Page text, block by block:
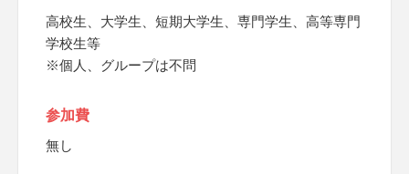
高校生、大学生、短期大学生、専門学生、高等専門
学校生等
※個人、グループは不問
参加費
無し